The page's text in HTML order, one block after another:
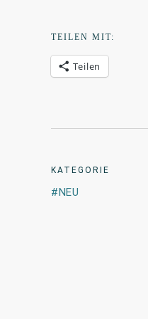
TEILEN MIT:
Teilen
KATEGORIE
NEU